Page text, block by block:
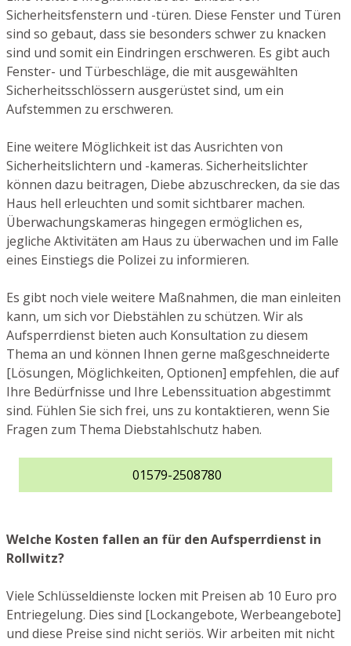
Sicherheitsfenstern und -türen. Diese Fenster und Türen
sind so gebaut, dass sie besonders schwer zu knacken
sind und somit ein Eindringen erschweren. Es gibt auch
Fenster- und Türbeschläge, die mit ausgewählten
Sicherheitsschlössern ausgerüstet sind, um ein
Aufstemmen zu erschweren.
Eine weitere Möglichkeit ist das Ausrichten von
Sicherheitslichtern und -kameras. Sicherheitslichter
können dazu beitragen, Diebe abzuschrecken, da sie das
Haus hell erleuchten und somit sichtbarer machen.
Überwachungskameras hingegen ermöglichen es,
jegliche Aktivitäten am Haus zu überwachen und im Falle
eines Einstiegs die Polizei zu informieren.
Es gibt noch viele weitere Maßnahmen, die man einleiten
kann, um sich vor Diebstählen zu schützen. Wir als
Aufsperrdienst bieten auch Konsultation zu diesem
Thema an und können Ihnen gerne maßgeschneiderte
[Lösungen, Möglichkeiten, Optionen] empfehlen, die auf
Ihre Bedürfnisse und Ihre Lebenssituation abgestimmt
sind. Fühlen Sie sich frei, uns zu kontaktieren, wenn Sie
Fragen zum Thema Diebstahlschutz haben.
01579-2508780
Welche Kosten fallen an für den Aufsperrdienst in
Rollwitz?
Viele Schlüsseldienste locken mit Preisen ab 10 Euro pro
Entriegelung. Dies sind [Lockangebote, Werbeangebote]
und diese Preise sind nicht seriös. Wir arbeiten mit nicht